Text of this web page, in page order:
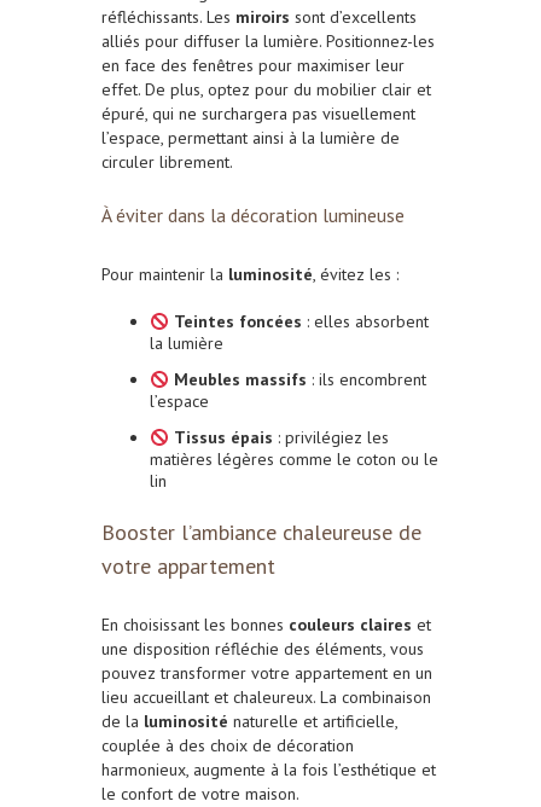
réfléchissants. Les miroirs sont d’excellents
alliés pour diffuser la lumière. Positionnez-les
en face des fenêtres pour maximiser leur
effet. De plus, optez pour du mobilier clair et
épuré, qui ne surchargera pas visuellement
l’espace, permettant ainsi à la lumière de
circuler librement.
À éviter dans la décoration lumineuse
Pour maintenir la luminosité, évitez les :
Teintes foncées : elles absorbent
la lumière
Meubles massifs : ils encombrent
l’espace
Tissus épais : privilégiez les
matières légères comme le coton ou le
lin
Booster l’ambiance chaleureuse de
votre appartement
En choisissant les bonnes couleurs claires et
une disposition réfléchie des éléments, vous
pouvez transformer votre appartement en un
lieu accueillant et chaleureux. La combinaison
de la luminosité naturelle et artificielle,
couplée à des choix de décoration
harmonieux, augmente à la fois l’esthétique et
le confort de votre maison.